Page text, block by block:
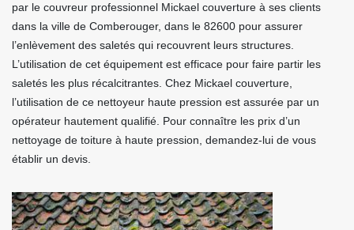
par le couvreur professionnel Mickael couverture à ses clients
dans la ville de Comberouger, dans le 82600 pour assurer
l’enlèvement des saletés qui recouvrent leurs structures.
L’utilisation de cet équipement est efficace pour faire partir les
saletés les plus récalcitrantes. Chez Mickael couverture,
l’utilisation de ce nettoyeur haute pression est assurée par un
opérateur hautement qualifié. Pour connaître les prix d’un
nettoyage de toiture à haute pression, demandez-lui de vous
établir un devis.